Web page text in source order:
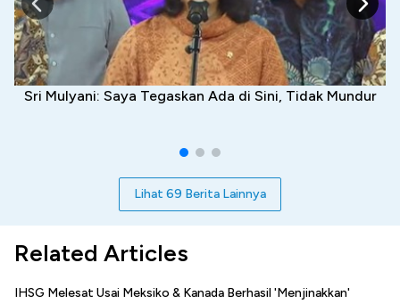
Sri Mulyani: Saya Tegaskan Ada di Sini, Tidak Mundur
Lihat 69 Berita Lainnya
Related Articles
IHSG Melesat Usai Meksiko & Kanada Berhasil 'Menjinakkan'